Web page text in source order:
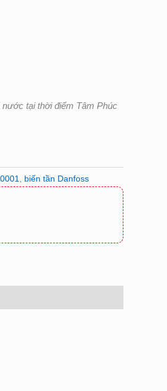
tại thời điểm Tâm Phúc
biến tần Danfoss